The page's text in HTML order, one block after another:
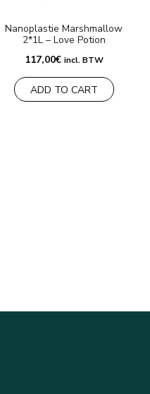
Nanoplastie Marshmallow
2*1L – Love Potion
117,00€ incl. BTW
ADD TO CART